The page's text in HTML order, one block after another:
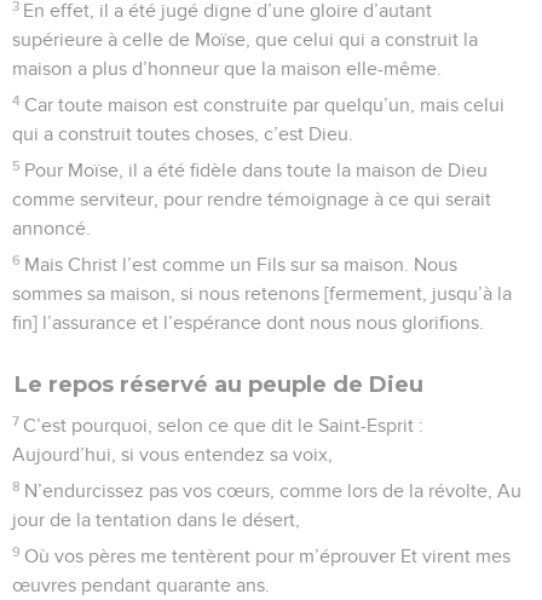
3 En effet, il a été jugé digne d’une gloire d’autant
supérieure à celle de Moïse, que celui qui a construit la
maison a plus d’honneur que la maison elle-même.
4 Car toute maison est construite par quelqu’un, mais celui
qui a construit toutes choses, c’est Dieu.
5 Pour Moïse, il a été fidèle dans toute la maison de Dieu
comme serviteur, pour rendre témoignage à ce qui serait
annoncé.
6 Mais Christ l’est comme un Fils sur sa maison. Nous
sommes sa maison, si nous retenons [fermement, jusqu’à la
fin] l’assurance et l’espérance dont nous nous glorifions.
Le repos réservé au peuple de Dieu
7 C’est pourquoi, selon ce que dit le Saint-Esprit :
Aujourd’hui, si vous entendez sa voix,
8 N’endurcissez pas vos cœurs, comme lors de la révolte, Au
jour de la tentation dans le désert,
9 Où vos pères me tentèrent pour m’éprouver Et virent mes
œuvres pendant quarante ans.